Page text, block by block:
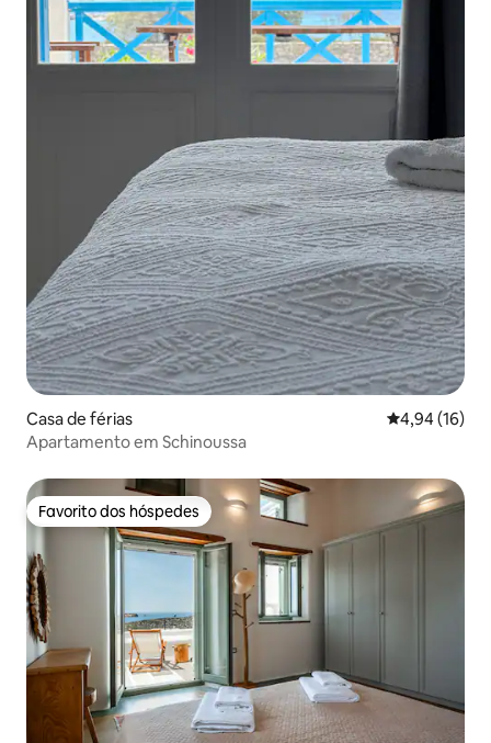
Casa de férias Classificação
4,94 (16)
Apartamento em Schinoussa
Favorito dos hóspedes
Favorito dos hóspedes